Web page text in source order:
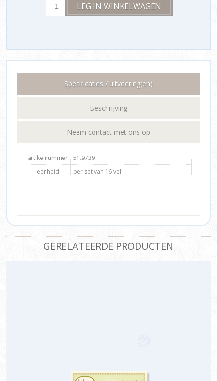
Specificaties / uitvoering(en)
Beschrijving
Neem contact met ons op
artikelnummer
51.9739
eenheid
per set van 16 vel
GERELATEERDE PRODUCTEN